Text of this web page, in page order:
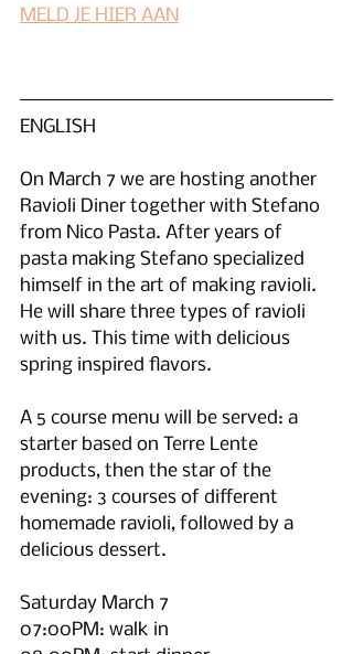
MELD JE HIER AAN
ENGLISH
On March 7 we are hosting another
Ravioli Diner together with Stefano
from Nico Pasta. After years of
pasta making Stefano specialized
himself in the art of making ravioli.
He will share three types of ravioli
with us. This time with delicious
spring inspired flavors.
A 5 course menu will be served: a
starter based on Terre Lente
products, then the star of the
evening: 3 courses of different
homemade ravioli, followed by a
delicious dessert.
Saturday March 7
07:00PM: walk in